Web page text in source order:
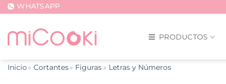
Saltar
contenido
WHATSAPP
PRODUCTOS
Inicio Cortantes Figuras Letras y Números